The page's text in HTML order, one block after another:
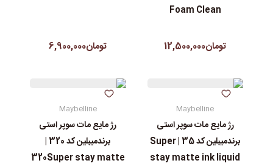
Foam Clean
تومان12,500,000 تومان6,900,000
Maybelline
رژ مایع مات سوپر استی‌
برندمیبلین کد 35 | Super
stay matte ink liquid
Maybelline
رژ مایع مات سوپر استی‌
برندمیبلین کد 320 |
320Super stay matte